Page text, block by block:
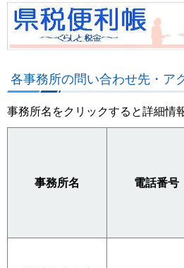
各事務所の問い合わせ先・ア
事務所名をクリックすると詳細情
事務所名 電話番号